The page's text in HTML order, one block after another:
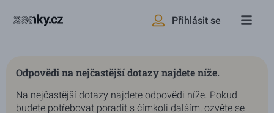
Přihlásit se
Odpovědi na nejčastější dotazy najdete níže.
Na nejčastější dotazy najdete odpovědi níže. Pokud
budete potřebovat poradit s čímkoli dalším, ozvěte se